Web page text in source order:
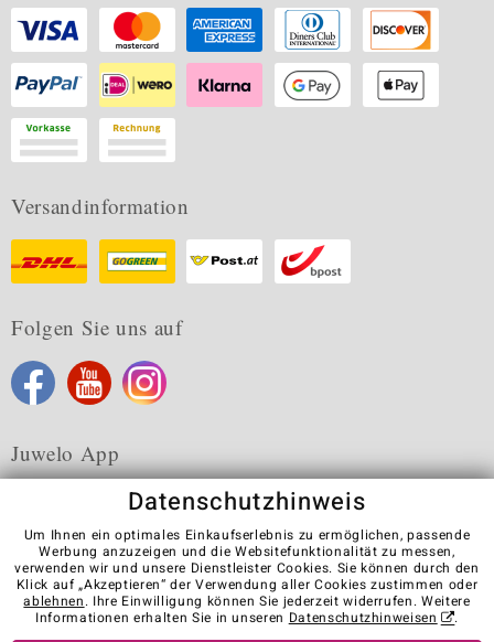
Versandinformation
Folgen Sie uns auf
Juwelo App
Karriere AGB Datenschutz Cookies
Impressum
Kontakt
Vertrag widerrufen
Visit our stores in other countries:
Datenschutzhinweis
Um Ihnen ein optimales Einkaufserlebnis zu ermöglichen, passende
Werbung anzuzeigen und die Websitefunktionalität zu messen,
verwenden wir und unsere Dienstleister Cookies. Sie können durch den
Klick auf „Akzeptieren“ der Verwendung aller Cookies zustimmen oder
ablehnen. Ihre Einwilligung können Sie jederzeit widerrufen. Weitere
Informationen erhalten Sie in unseren Datenschutzhinweisen .